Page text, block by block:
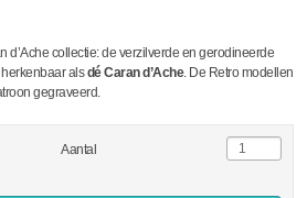
d’Ache collectie: de verzilverde en gerodineerde
alsdé Caran d’Ache. De Retro modellen
gegraveerd.
Aantal